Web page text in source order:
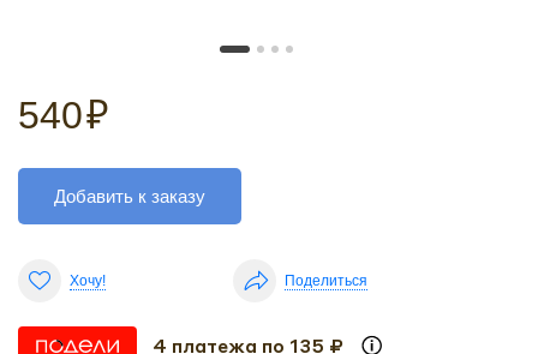
540₽
Добавить к заказу
Хочу! Поделиться
4 платежа по 135 ₽